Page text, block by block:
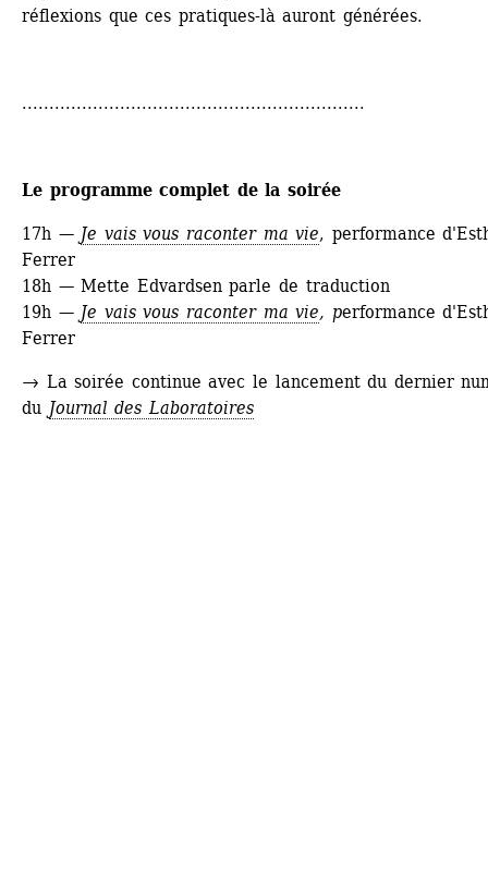
réflexions que ces pratiques-là auront générées.
...............................................................
Le programme complet de la soirée
17h — Je vais vous raconter ma vie, performance
Ferrer
18h — Mette Edvardsen parle de traduction
19h — Je vais vous raconter ma vie, performance
Ferrer
→ La soirée continue avec le lancement du dernier
du Journal des Laboratoires